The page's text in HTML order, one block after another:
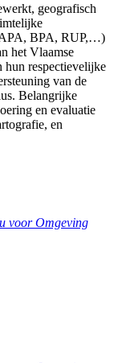
geografisch
APA, BPA, RUP,…)
het Vlaamse
hun respectievelijke
van de
Belangrijke
en evaluatie
en
voor Omgeving